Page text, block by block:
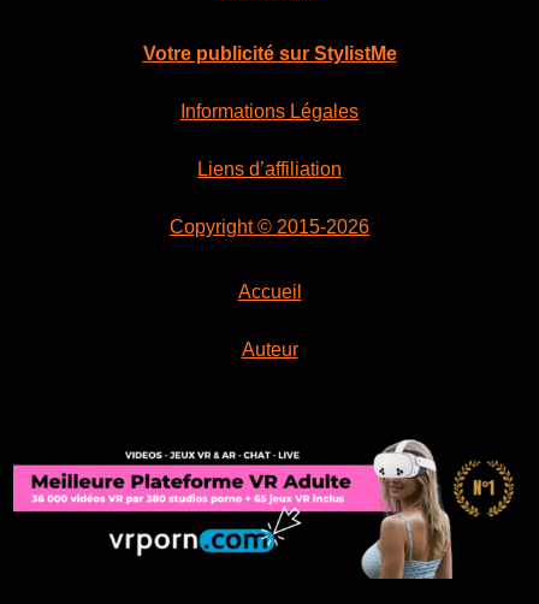
Votre publicité sur StylistMe
Informations Légales
Liens d’affiliation
Copyright © 2015-2026
Accueil
Auteur